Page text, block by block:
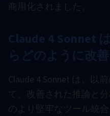
商用化されました。
Claude 4 Sonnet
らどのように改
Claude 4 Sonnet は、以
て、改善された推論と
のより堅牢なツール統